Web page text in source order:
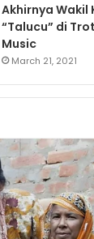
Akhirnya Wakil
“Talucu” di
Music
March 21, 2021